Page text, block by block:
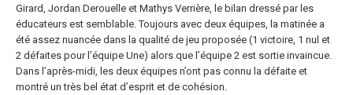
Girard, Jordan Derouelle et Mathys Verrière, le bilan dressé par les
éducateurs est semblable. Toujours avec deux équipes, la matinée a
été assez nuancée dans la qualité de jeu proposée (1 victoire, 1 nul et
2 défaites pour l’équipe Une) alors que l’équipe 2 est sortie invaincue.
Dans l’après-midi, les deux équipes n’ont pas connu la défaite et
montré un très bel état d’esprit et de cohésion.